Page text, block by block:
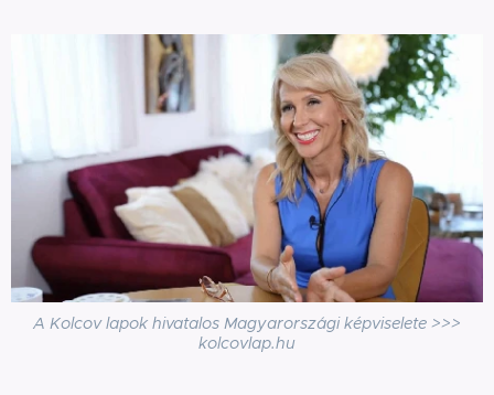
A Kolcov lapok hivatalos Magyarországi képviselete >>>
kolcovlap.hu